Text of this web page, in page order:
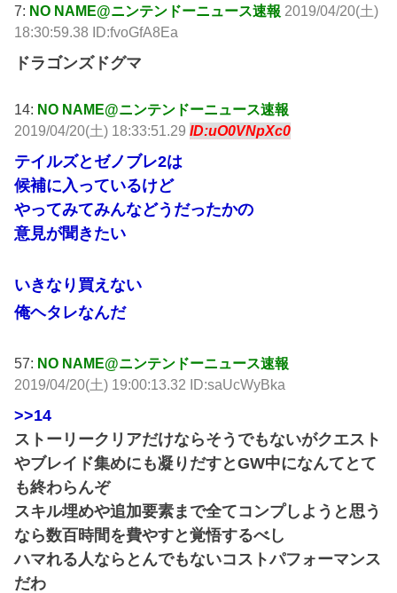
7: NO NAME@ニンテンドーニュース速報 2019/04/20(土)
18:30:59.38 ID:fvoGfA8Ea
ドラゴンズドグマ
14: NO NAME@ニンテンドーニュース速報
2019/04/20(土) 18:33:51.29ID:uO0VNpXc0
テイルズとゼノブレ2は
候補に入っているけど
やってみてみんなどうだったかの
意見が聞きたい
いきなり買えない
俺ヘタレなんだ
57: NO NAME@ニンテンドーニュース速報
2019/04/20(土) 19:00:13.32 ID:saUcWyBka
>>14
ストーリークリアだけならそうでもないがクエスト
やブレイド集めにも凝りだすとGW中になんてとて
も終わらんぞ
スキル埋めや追加要素まで全てコンプしようと思う
なら数百時間を費やすと覚悟するべし
ハマれる人ならとんでもないコストパフォーマンス
だわ